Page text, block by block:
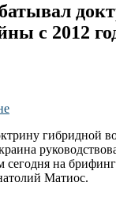
с 2012
гибридной
на
Матиос.